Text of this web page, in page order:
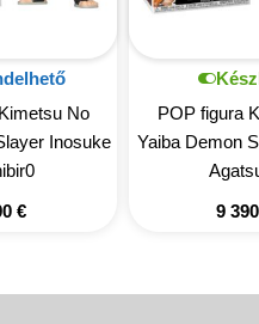
No
Inosuke
€
POP figura
Yaiba Demon
9 390